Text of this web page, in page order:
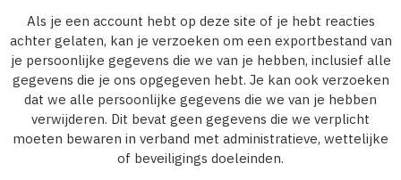
Als je een account hebt op deze site of je hebt reacties
achter gelaten, kan je verzoeken om een exportbestand van
je persoonlijke gegevens die we van je hebben, inclusief alle
gegevens die je ons opgegeven hebt. Je kan ook verzoeken
dat we alle persoonlijke gegevens die we van je hebben
verwijderen. Dit bevat geen gegevens die we verplicht
moeten bewaren in verband met administratieve, wettelijke
of beveiligings doeleinden.